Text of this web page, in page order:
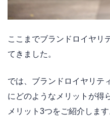
ここまでブランドロイヤリ
てきました。
では、ブランドロイヤリテ
にどのようなメリットが得
メリット3つをご紹介します